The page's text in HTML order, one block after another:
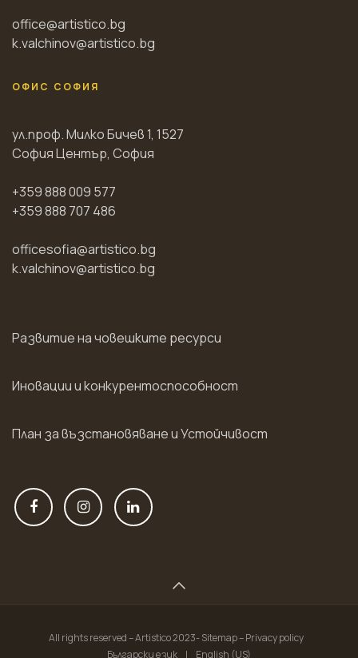
office@artistico.bg
k.valchinov@artistico.bg
ОФИС СОФИЯ
ул.проф. Милко Бичев 1, 1527
София Център, София
+359 888 009 577
+359 888 707 486
officesofia@artistico.bg
k.valchinov@artistico.bg
Развитие на човешките ресурси
Иновации и конкурентоспособност
План за възстановяване и Устойчивост
All rights reserved – Artistico 2023- Sitemap – Privacy policy
Български език
| English (US)